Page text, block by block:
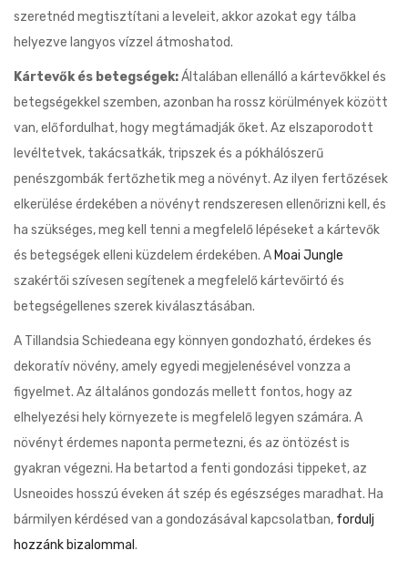
szeretnéd megtisztítani a leveleit, akkor azokat egy tálba
helyezve langyos vízzel átmoshatod.
Kártevők és betegségek:Általában ellenálló a kártevőkkel és
betegségekkel szemben, azonban ha rossz körülmények között
van, előfordulhat, hogy megtámadják őket. Az elszaporodott
levéltetvek, takácsatkák, tripszek és a pókhálószerű
penészgombák fertőzhetik meg a növényt. Az ilyen fertőzések
elkerülése érdekében a növényt rendszeresen ellenőrizni kell, és
ha szükséges, meg kell tenni a megfelelő lépéseket a kártevők
és betegségek elleni küzdelem érdekében. A Moai Jungle
szakértői szívesen segítenek a megfelelő kártevőirtó és
betegségellenes szerek kiválasztásában.
A Tillandsia Schiedeana egy könnyen gondozható, érdekes és
dekoratív növény, amely egyedi megjelenésével vonzza a
figyelmet. Az általános gondozás mellett fontos, hogy az
elhelyezési hely környezete is megfelelő legyen számára. A
növényt érdemes naponta permetezni, és az öntözést is
gyakran végezni. Ha betartod a fenti gondozási tippeket, az
Usneoides hosszú éveken át szép és egészséges maradhat. Ha
bármilyen kérdésed van a gondozásával kapcsolatban, fordulj
hozzánk bizalommal .